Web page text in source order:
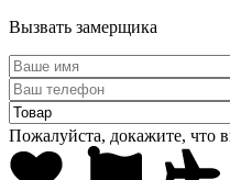
Вызвать замерщика
Пожалуйста, докажите, что